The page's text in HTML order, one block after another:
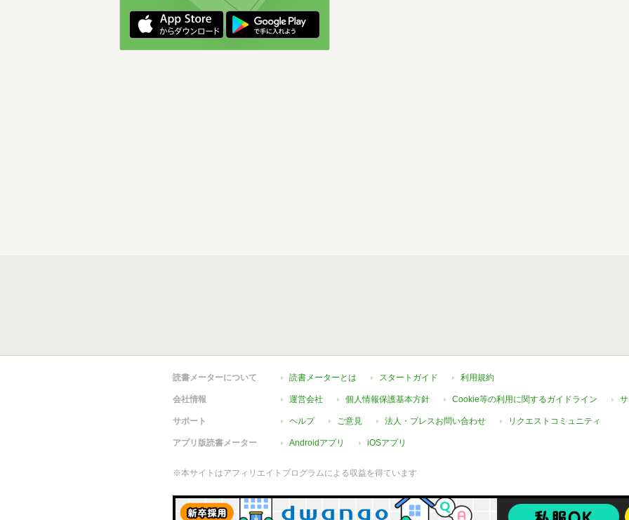
読書メーターについて 読書メーターとは スタートガイド 利用規約
会社情報 運営会社 個人情報保護基本方針 Cookie等の利用に関するガイドライン
サポート ヘルプ ご意見 法人・プレスお問い合わせ リクエストコミュニティ
アプリ版読書メーター Androidアプリ iOSアプリ
※本サイトはアフィリエイトプログラムによる収益を得ています